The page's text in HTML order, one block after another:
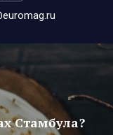
Стамбула?